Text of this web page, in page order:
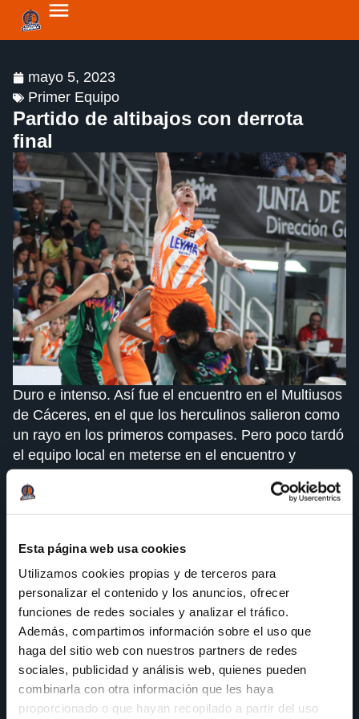
Esta página web usa cookies
Utilizamos cookies propias y de terceros para
personalizar el contenido y los anuncios, ofrecer
funciones de redes sociales y analizar el tráfico.
Además, compartimos información sobre el uso que
haga del sitio web con nuestros partners de redes
sociales, publicidad y análisis web, quienes pueden
combinarla con otra información que les haya
proporcionado o que hayan recopilado a partir del uso
mayo 5, 2023
Primer Equipo
Partido de altibajos con derrota
final
Duro e intenso. Así fue el encuentro en el Multiusos
de Cáceres, en el que los herculinos salieron como
un rayo en los primeros compases. Pero poco tardó
el equipo local en meterse en el encuentro y
de golpes en el que el equipo naranja salía
vencedor, por la mínima, tras el primer cuarto. La
segundo cuarto, con los puntos subiendo de forma
equitativa en ambos marcadores.
A la vuelta del descanso, el Leyma Coruña salió de
nuevo más enchufado, consiguiendo abrir una
brecha de ventaja, sin embargo, poco duró esa
diferencia, ya que los extremeños aumentaron su
intensidad y pusieron en aprietos a los coruñeses.
Algunos errores defensivos, sumados al buen